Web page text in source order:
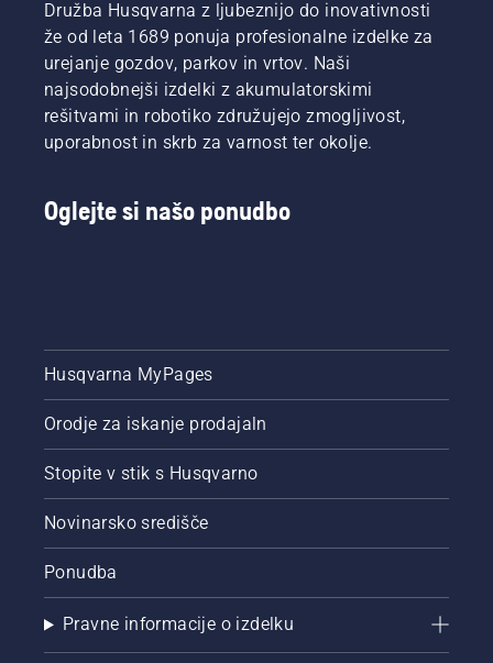
Družba Husqvarna z ljubeznijo do inovativnosti
že od leta 1689 ponuja profesionalne izdelke za
urejanje gozdov, parkov in vrtov. Naši
najsodobnejši izdelki z akumulatorskimi
rešitvami in robotiko združujejo zmogljivost,
uporabnost in skrb za varnost ter okolje.
Oglejte si našo ponudbo
Husqvarna MyPages
Orodje za iskanje prodajaln
Stopite v stik s Husqvarno
Novinarsko središče
Ponudba
Pravne informacije o izdelku